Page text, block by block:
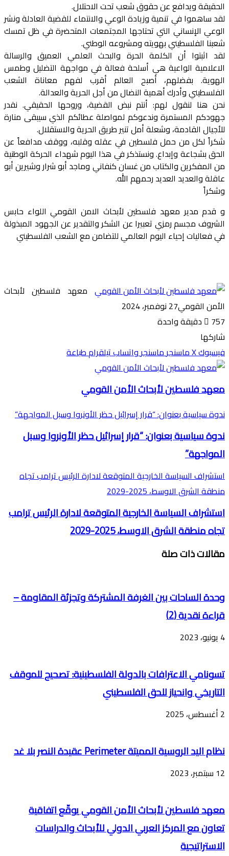
الحقيقة ويدافع عن حقوق شعب تحت الاحتلال.
لقد ساهموا في تنمية وزيادة الوعي والانتماء للقضية العادلة ونشر
الوعي الإنساني التي تحتاجها المجتمعات المتحضرة في ظل تمسك
شعبنا الفلسطيني بهويته ومشروعه الوطني.
لقد اثبتوا أن الكلمة الحرة والبحث العلمي العميق والرسالة
الاعلامية الواعية هي أسلحة فعالة في مواجهة التضليل وطمس
الهوية. بفضلهم، أصبح العالم أقرب لفهم معاناة الشعب
الفلسطيني وأدرك أهمية النضال من أجل الحرية والعدالة.
نحن هنا لنقول لهم: أنتم نبض القضية، وروحها الحقيقي. نقدر
جهودكم المستمرة وندعوكم لمواصلة عطائكم الذي سيبقى منارة
للأجيال القادمة، وشعلة أمل تنير طريق الحرية والاستقلال.
شكراً لكل من حمل فلسطين في عقله وقلبه، ووقف مدافعاً عن
الحق بشجاعة وإبداع. ونستذكر في هذا اليوم شهداء الحركة الوطنية
من المفكرين والكتاب من غسان كنفاني وماجد أبو شرار وشيرين أبو
عاقلة والعديد العديد رحمهم الله.
وشكراً
و قدم مدير معهد فلسطين لأبحاث الامن القومي اللواء حابس
الشروف مجسم رمزي تعبيرا عن الشكر والتقدير عن الجهود المبذولة
في فعاليات إحياء اليوم العالمي للتضامن مع الشعب الفلسطيني
معهد فلسطين لأبحاث
الأمن القومي27 نوفمبر، 2024
757
دقيقة واحدة
شاركها
فيسبوك‫Xماسنجرماسنجرواتسابتيلقرامطباعة
معهد فلسطين لأبحاث الأمن القومي
ندوة سياسية بعنوان: “قرار إسرائيل حظر الأونروا وسبل المواجهة”
ندوة سياسية بعنوان: “قرار إسرائيل حظر الأونروا وسبل
المواجهة”
استشراف السياسة الخارجية المتوقعة لادارة الرئيس ترامب تجاه
منطقة الشرق الاوسط، 2025-2029
استشراف السياسة الخارجية المتوقعة لادارة الرئيس ترامب
تجاه منطقة الشرق الاوسط، 2025-2029
مقالات ذات صلة
وحدة الساحات بين الغرفة المشتركة وتجزئة المقاومة –
قراءة نقدية (2)
4 يونيو، 2023
تسونامي الاعترافات بالدولة الفلسطينية: تصحيح للموقف
التاريخي وانحياز للحق الفلسطيني
2 أغسطس، 2025
نظام اليد الروسية المميتة Perimeter عقيدة النصر بلا غد
12 سبتمبر، 2023
معهد فلسطين لأبحاث الأمن القومي يوقّع اتفاقية
تعاون مع المركز العربي الدولي للأبحاث والدراسات
الاستراتيجية